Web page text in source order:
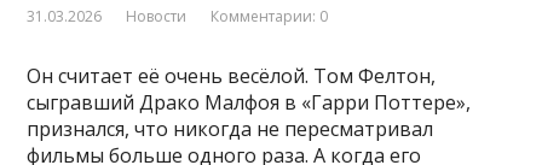
31.03.2026 Новости Комментарии: 0
Он считает её очень весёлой. Том Фелтон,
сыгравший Драко Малфоя в «Гарри Поттере»,
признался, что никогда не пересматривал
фильмы больше одного раза. А когда его